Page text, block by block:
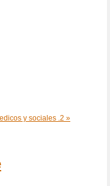
y sociales .2 »